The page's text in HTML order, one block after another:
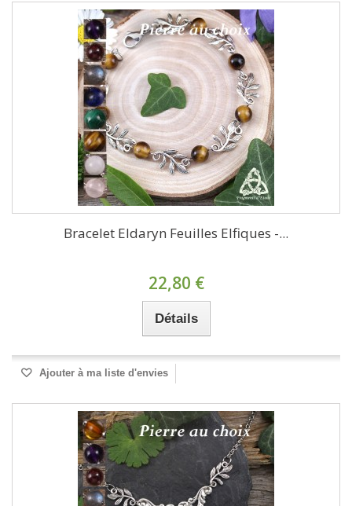
Bracelet Eldaryn Feuilles Elfiques -...
22,80 €
Détails
Ajouter à ma liste d'envies